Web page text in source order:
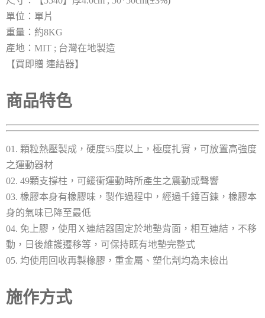
單位：單片
重量：約8KG
產地：MIT ; 台灣在地製造
【買即贈 連結器】
商品特色
01. 顆粒熱壓製成，硬度55度以上，極度扎實，可放置高強度
之運動器材
02. 49顆支撐柱，可緩衝運動時所產生之震動或聲響
03. 橡膠本身有橡膠味，製作過程中，經過千錘百鍊，橡膠本
身的氣味已降至最低
04. 免上膠，使用Ｘ連結器固定於地墊背面，相互連結，不移
動，日後維護遷移等，可保持既有地墊完整式
05. 均使用回收再製橡膠，重金屬、塑化劑均為未檢出
施作方式